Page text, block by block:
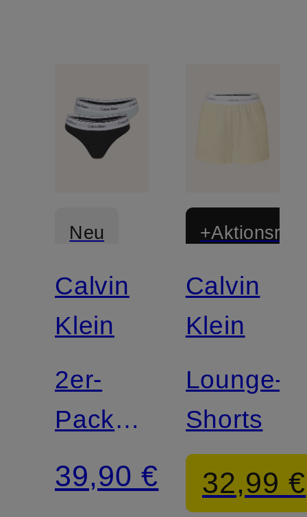
Neu
Calvin
Klein
2er-
Pack
Strings
ICON
39,90 €
Calvin
Klein
Lounge-
Shorts
32,99 €